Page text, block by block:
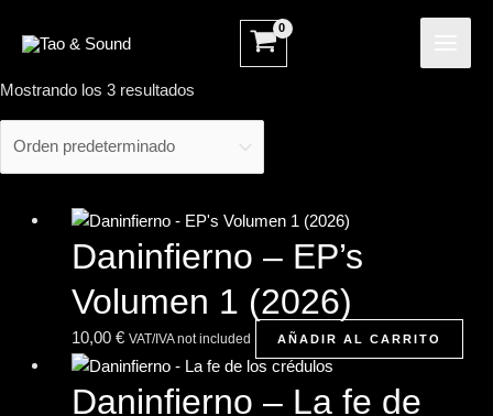
Mostrando los 3 resultados
Daninfierno – EP’s
Volumen 1 (2026)
10,00 € VAT/IVA not included AÑADIR AL CARRITO
Daninfierno – La fe de